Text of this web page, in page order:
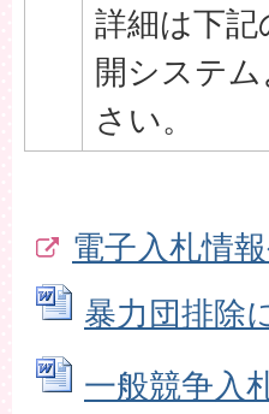
詳細は下記
開システ
さい。
電子入札情
暴力団排除
一般競争入